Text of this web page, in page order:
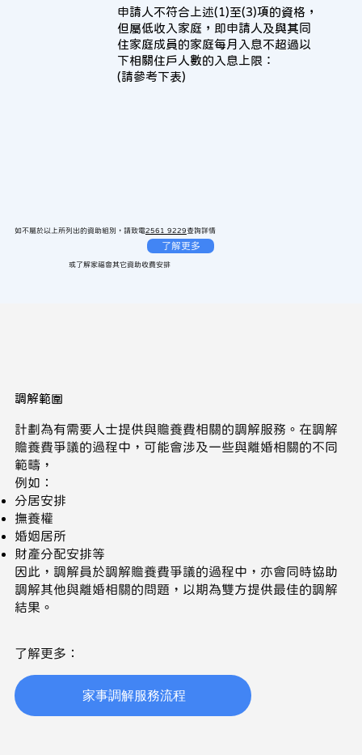
申請人不符合上述(1)至(3)項的資格，
但屬低收入家庭，即申請人及與其同
住家庭成員的家庭每月入息不超過以
下相關住戶人數的入息上限：
(請參考下表)
如不屬於以上所列出的資助組別，請致電2561 9229查詢詳情
或了解家福會其它資助收費安排
了解更多
​調解範圍
計劃為有需要人士提供與贍養費相關的調解服務。在調解
贍養費爭議的過程中，可能會涉及一些與離婚相關的不同
範疇，
例如：
分居安排
撫養權
婚姻居所
財產分配安排等
因此，調解員於調解贍養費爭議的過程中，亦會同時協助
調解其他與離婚相關的問題，以期為雙方提供最佳的調解
結果。
​了解更多：
家事調解服務流程